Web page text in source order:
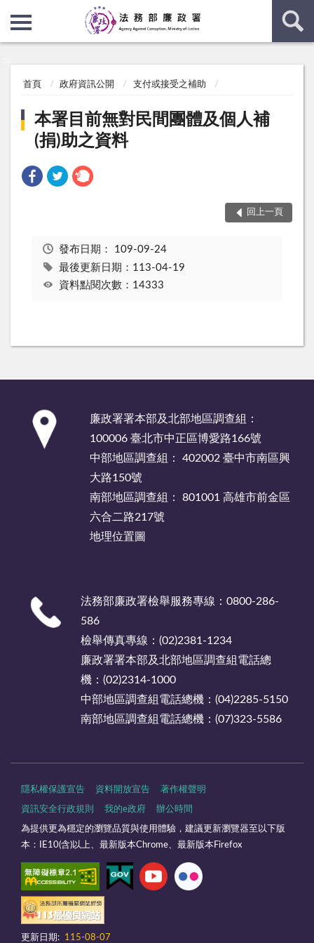
首頁 政府資訊公開 支付或接受之補助
本署目前無對民間團體及個人補
(捐)助之資料
回上一頁
發布日期： 109-09-24
最後更新日期：113-04-19
資料點閱次數：14333
廉政署署本部及北部地區調查組：
100006 臺北市中正區博愛路166號
中部地區調查組： 402002 臺中市南區興
大路150號
南部地區調查組： 801001 高雄市前金區
六合二路217號
地理位置圖
法務部廉政署檢舉服務專線：0800-286-
586
檢舉傳真專線：(02)2381-1234
廉政署署本部及北部地區調查組電話總
機：(02)2314-1000
中部地區調查組電話總機：(04)2285-5150
南部地區調查組電話總機：(07)323-5586
隱私權保護宣告 資料開放宣告 著作權聲明
資訊安全行政規則 我的e政府 辦公時間
為提供更為穩定的瀏覽品質與使用體驗，建議更新瀏覽器至以下版
本：IE10(含)以上、最新版本Chrome、最新版本Firefox
更新日期: 115-08-07